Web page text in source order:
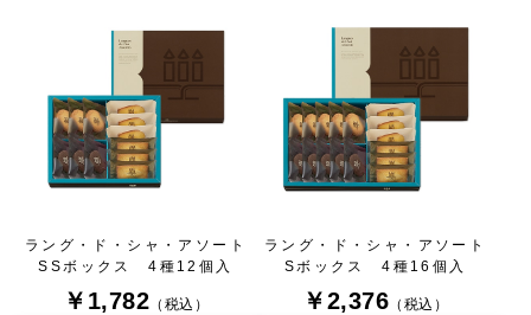
ラング・ド・シャ・アソート
SSボックス 4種12個入
￥1,782 （税込）
ラング・ド・シャ・アソート
Sボックス 4種16個入
￥2,376 （税込）